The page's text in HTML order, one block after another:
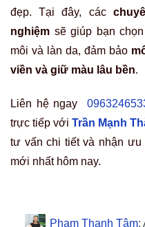
đẹp. Tại đây, các
nghiệm sẽ giúp bạn
môi và làn da, đảm bảo
viền và giữ màu lâu bền.
Liên hệ ngay
trực tiếp với Trần Mạnh
tư vấn chi tiết và nhận ưu
mới nhất hôm nay.
Phạm Thanh Tâm: